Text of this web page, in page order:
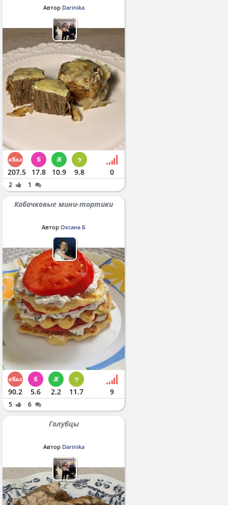
Автор Darinika
207.5 17.8 10.9 9.8 0
2 1
Кабачковые мини-тортики
Автор Оксана Б
90.2 5.6 2.2 11.7 9
5 6
Голубцы
Автор Darinika